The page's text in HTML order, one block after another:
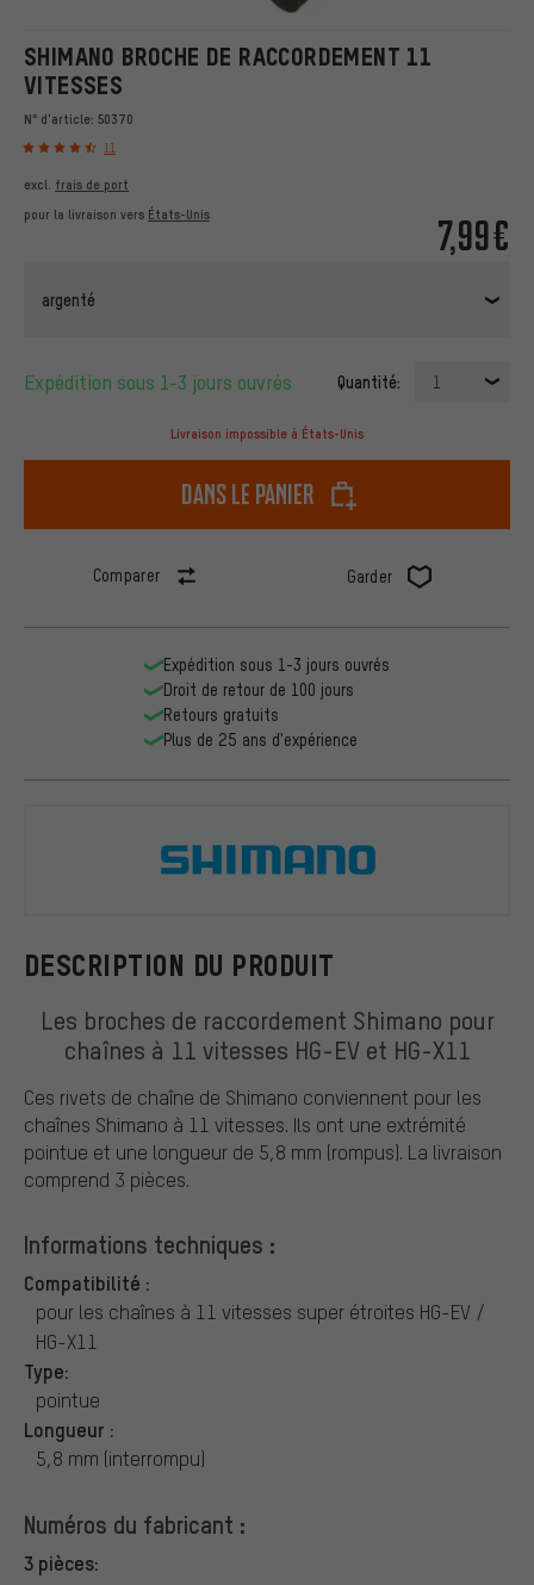
SHIMANO BROCHE DE RACCORDEMENT 11
VITESSES
N° d'article: 50370
11
7,99€
excl. frais de port
pour la livraison vers États-Unis
argenté
Expédition sous 1-3 jours ouvrés Quantité: 1
Livraison impossible à États-Unis
dans le panier
Comparer Garder
DESCRIPTION DU PRODUIT
Les broches de raccordement Shimano pour
chaînes à 11 vitesses HG-EV et HG-X11
Ces rivets de chaîne de Shimano conviennent pour les
chaînes Shimano à 11 vitesses. Ils ont une extrémité
pointue et une longueur de 5,8 mm (rompus). La livraison
comprend 3 pièces.
Informations techniques :
Compatibilité :
pour les chaînes à 11 vitesses super étroites HG-EV /
HG-X11
Type:
pointue
Longueur :
5,8 mm (interrompu)
Numéros du fabricant :
3 pièces:
Expédition sous 1-3 jours ouvrés
Droit de retour de 100 jours
Retours gratuits
Plus de 25 ans d'expérience
Shimano